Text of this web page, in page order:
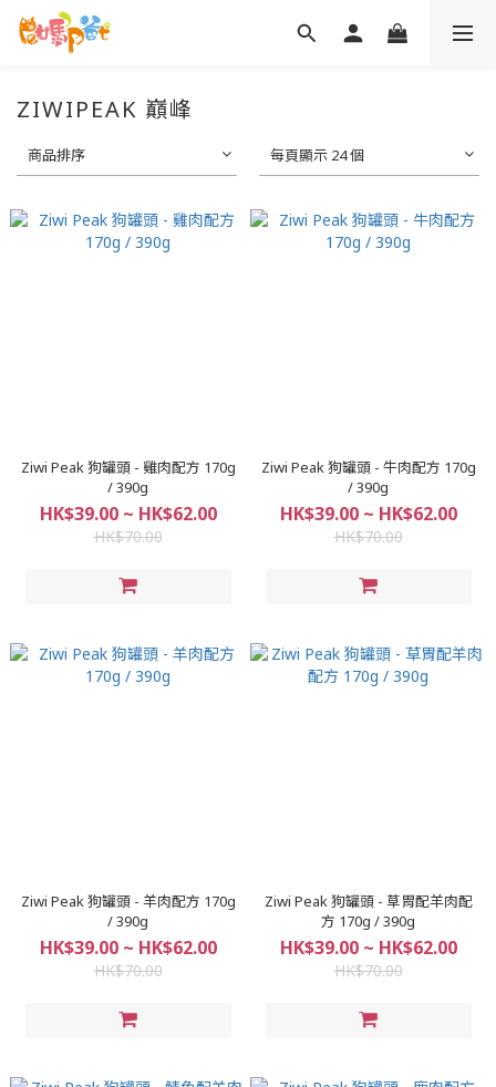
ZIWIPEAK 巔峰
商品排序 每頁顯示 24 個
Ziwi Peak 狗罐頭 - 雞肉配方 170g
/ 390g
HK$39.00 ~ HK$62.00
HK$70.00
Ziwi Peak 狗罐頭 - 牛肉配方 170g
/ 390g
HK$39.00 ~ HK$62.00
HK$70.00
Ziwi Peak 狗罐頭 - 羊肉配方 170g
/ 390g
HK$39.00 ~ HK$62.00
HK$70.00
Ziwi Peak 狗罐頭 - 草胃配羊肉配
方 170g / 390g
HK$39.00 ~ HK$62.00
HK$70.00